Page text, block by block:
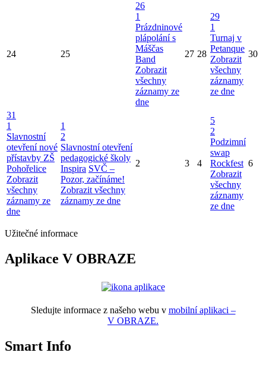
24 25
26
1
Prázdninové
plápolání s
Máščas
Band
Zobrazit
všechny
záznamy ze
dne
27 28
29
1
Turnaj v
Petanque
Zobrazit
všechny
záznamy
ze dne
30
31
1
Slavnostní
otevření nové
přístavby ZŠ
Pohořelice
Zobrazit
všechny
záznamy ze
dne
1
2
Slavnostní otevření
pedagogické školy
Inspira SVČ –
Pozor, začínáme!
Zobrazit všechny
záznamy ze dne
2 3 4
5
2
Podzimní
swap
Rockfest
Zobrazit
všechny
záznamy
ze dne
6
Užitečné informace
Aplikace V OBRAZE
Sledujte informace z našeho webu v mobilní aplikaci –
V OBRAZE.
Smart Info